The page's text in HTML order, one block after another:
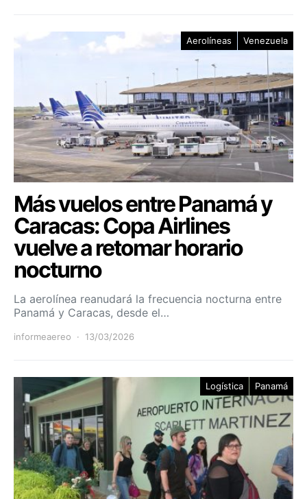
Aerolíneas Venezuela
Más vuelos entre Panamá y
Caracas: Copa Airlines
vuelve a retomar horario
nocturno
La aerolínea reanudará la frecuencia nocturna entre
Panamá y Caracas, desde el…
informeaereo 13/03/2026
Logística Panamá